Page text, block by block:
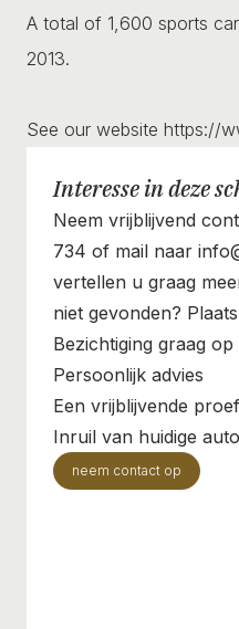
A total of 1,600 sports
2013.
See our website https://
Interesse in deze
Neem vrijblijvend
734 of mail naar
vertellen u graag
niet gevonden?
Bezichtiging graag
Persoonlijk advies
Een vrijblijvende
Inruil van huidige
neem contact op